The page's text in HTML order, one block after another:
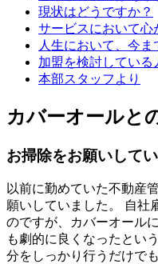
現状はどうですか？
サービスにおいて心
人生において、今ま
加盟を検討している
本部スタッフより
カバーオールと
お掃除をお願いして
以前に勤めていた不動産
願いしていました。 自社
のですが、カバーオール
も劇的に良くなったとい
分をしっかり行うだけで